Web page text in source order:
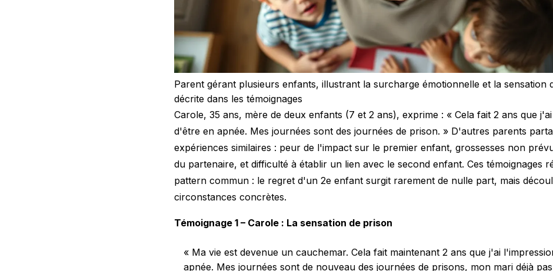
Parent gérant plusieurs enfants, illustrant la surcharge émotionnelle et la sensation
décrite dans les témoignages
Carole, 35 ans, mère de deux enfants (7 et 2 ans), exprime : « Cela fait 2 ans que
d'être en apnée. Mes journées sont des journées de prison. » D'autres parents
expériences similaires : peur de l'impact sur le premier enfant, grossesses non
du partenaire, et difficulté à établir un lien avec le second enfant. Ces témoignages
pattern commun : le regret d'un 2e enfant surgit rarement de nulle part, mais
circonstances concrètes.
Témoignage 1 – Carole : La sensation de prison
« Ma vie est devenue un cauchemar. Cela fait maintenant 2 ans que j'ai
apnée. Mes journées sont de nouveau des journées de prisons, mon mari déjà